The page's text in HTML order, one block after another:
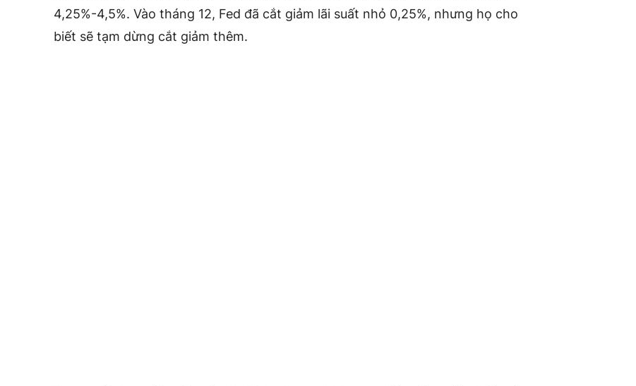
4,25%-4,5%. Vào tháng 12, Fed đã cắt giảm lãi suất nhỏ 0,25%, nhưng họ cho
biết sẽ tạm dừng cắt giảm thêm.